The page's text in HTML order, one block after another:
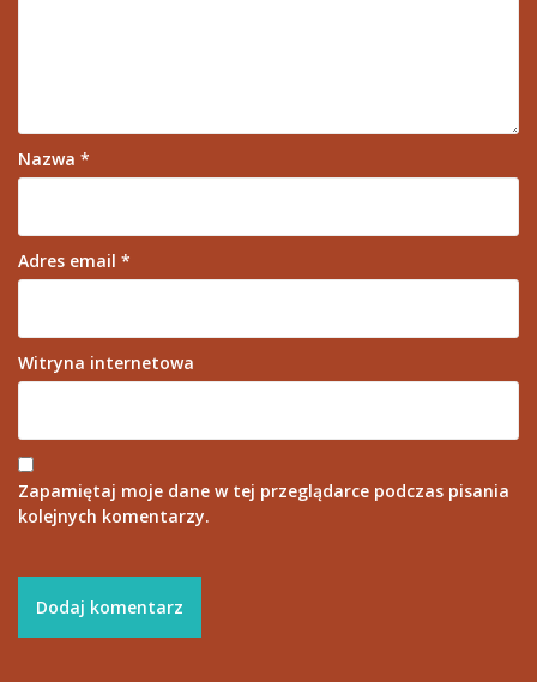
Nazwa *
Adres email *
Witryna internetowa
Zapamiętaj moje dane w tej przeglądarce podczas pisania
kolejnych komentarzy.